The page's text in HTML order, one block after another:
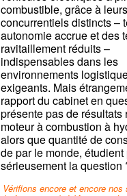
combustible, grâce à
concurrentiels distincts –
autonomie accrue et des
ravitaillement réduits –
indispensables dans les
environnements
exigeants. Mais
rapport du cabinet en
présente pas de résultats
moteur à combustion à
alors que quantité de
de par le monde,
sérieusement la question
Vérifions encore et encore nos